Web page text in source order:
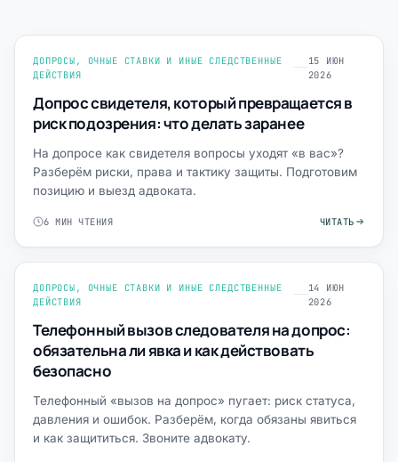
ДОПРОСЫ, ОЧНЫЕ СТАВКИ И ИНЫЕ СЛЕДСТВЕННЫЕ
ДЕЙСТВИЯ
15 ИЮН
2026
Допрос свидетеля, который превращается в
риск подозрения: что делать заранее
На допросе как свидетеля вопросы уходят «в вас»?
Разберём риски, права и тактику защиты. Подготовим
позицию и выезд адвоката.
6 МИН ЧТЕНИЯ ЧИТАТЬ
ДОПРОСЫ, ОЧНЫЕ СТАВКИ И ИНЫЕ СЛЕДСТВЕННЫЕ
ДЕЙСТВИЯ
14 ИЮН
2026
Телефонный вызов следователя на допрос:
обязательна ли явка и как действовать
безопасно
Телефонный «вызов на допрос» пугает: риск статуса,
давления и ошибок. Разберём, когда обязаны явиться
и как защититься. Звоните адвокату.